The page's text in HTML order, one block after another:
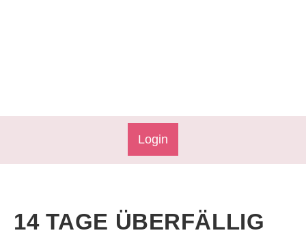
Login
14 TAGE ÜBERFÄLLIG